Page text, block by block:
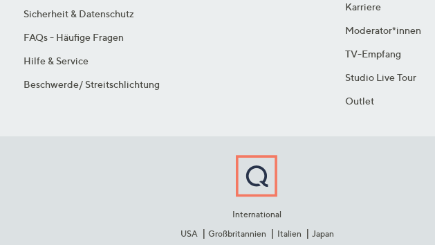
Sicherheit & Datenschutz
FAQs - Häufige Fragen
Hilfe & Service
Beschwerde/ Streitschlichtung
Karriere
Moderator*innen
TV-Empfang
Studio Live Tour
Outlet
International
USA
Großbritannien Italien Japan